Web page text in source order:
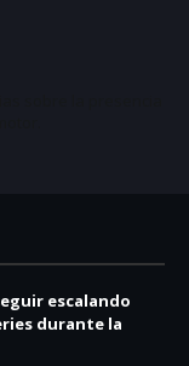
escalando
durante la